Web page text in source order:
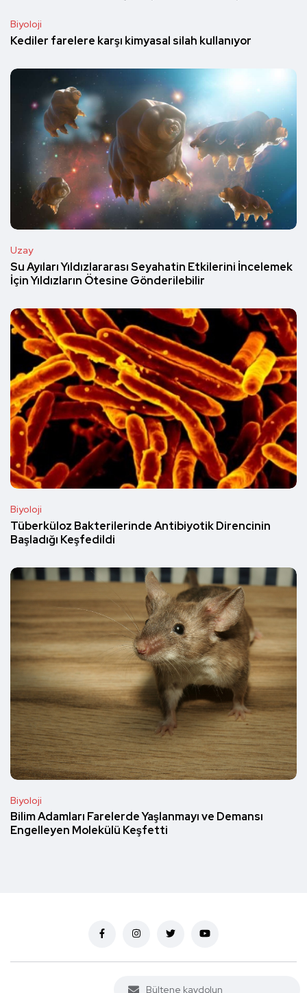
Biyoloji
Kediler farelere karşı kimyasal silah kullanıyor
Uzay
Su Ayıları Yıldızlararası Seyahatin Etkilerini İncelemek
İçin Yıldızların Ötesine Gönderilebilir
Biyoloji
Tüberküloz Bakterilerinde Antibiyotik Direncinin
Başladığı Keşfedildi
Biyoloji
Bilim Adamları Farelerde Yaşlanmayı ve Demansı
Engelleyen Molekülü Keşfetti